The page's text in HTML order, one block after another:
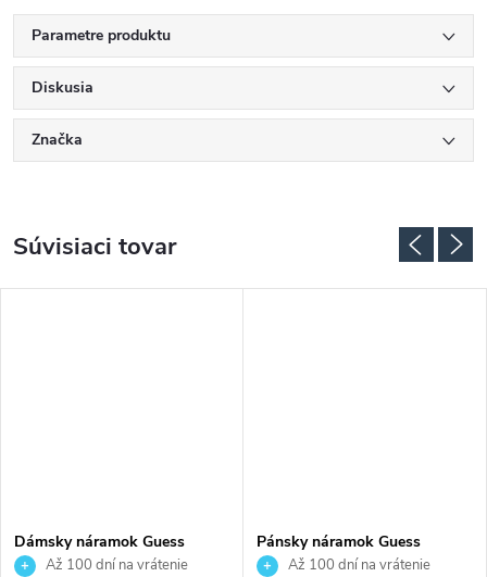
Parametre produktu
Diskusia
Značka
Súvisiaci tovar
Dámsky náramok Guess
JUBB03125JWRHS
Až 100 dní na vrátenie
Pánsky náramok Guess
JUMB06034JWYGS
Až 100 dní na vrátenie